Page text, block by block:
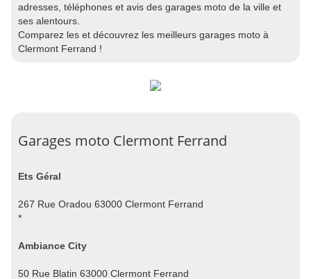
adresses, téléphones et avis des garages moto de la ville et
ses alentours.
Comparez les et découvrez les meilleurs garages moto à
Clermont Ferrand !
Garages moto Clermont Ferrand
Ets Géral
267 Rue Oradou 63000 Clermont Ferrand
*
Ambiance City
50 Rue Blatin 63000 Clermont Ferrand